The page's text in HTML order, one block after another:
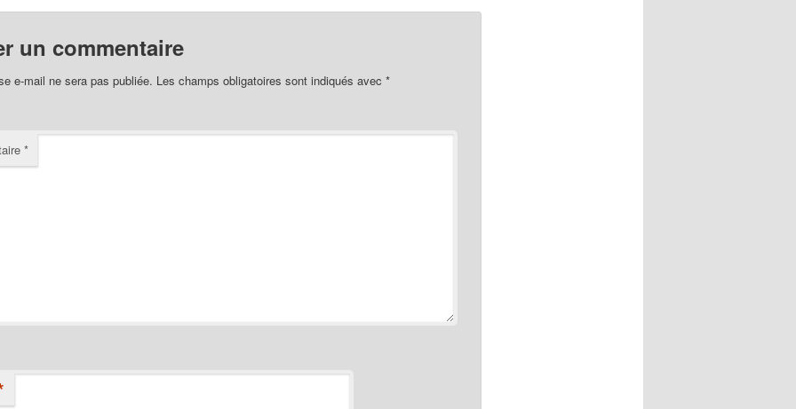
un commentaire
e-mail ne sera pas publiée. Les champs obligatoires sont indiqués avec *
*